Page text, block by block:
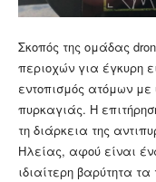
Σκοπός της ομάδας
περιοχών για έγκυρη
εντοπισμός ατόμων με
πυρκαγιάς. Η
τη διάρκεια της
Ηλείας, αφού είναι
ιδιαίτερη βαρύτητα